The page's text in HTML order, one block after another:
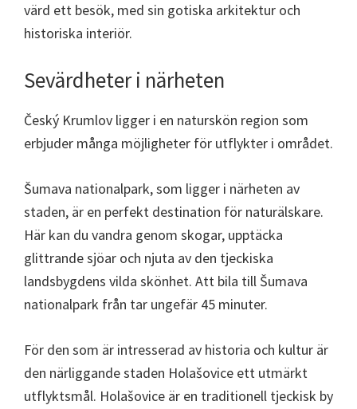
värd ett besök, med sin gotiska arkitektur och
historiska interiör.
Sevärdheter i närheten
Český Krumlov ligger i en naturskön region som
erbjuder många möjligheter för utflykter i området.
Šumava nationalpark, som ligger i närheten av
staden, är en perfekt destination för naturälskare.
Här kan du vandra genom skogar, upptäcka
glittrande sjöar och njuta av den tjeckiska
landsbygdens vilda skönhet. Att bila till Šumava
nationalpark från tar ungefär 45 minuter.
För den som är intresserad av historia och kultur är
den närliggande staden Holašovice ett utmärkt
utflyktsmål. Holašovice är en traditionell tjeckisk by